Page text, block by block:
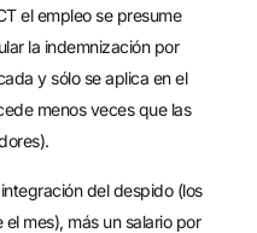
el empleo se presume
la indemnización por
y sólo se aplica en el
menos veces que las
del despido (los
mes), más un salario por